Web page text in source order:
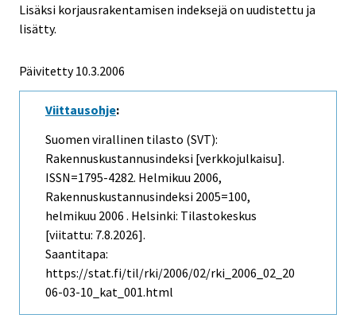
Lisäksi korjausrakentamisen indeksejä on uudistettu ja
lisätty.
Päivitetty10.3.2006
Viittausohje:
Suomen virallinen tilasto (SVT):
Rakennuskustannusindeksi [verkkojulkaisu].
ISSN=1795-4282. Helmikuu 2006,
Rakennuskustannusindeksi 2005=100,
helmikuu 2006 . Helsinki: Tilastokeskus
[viitattu: 7.8.2026].
Saantitapa:
https://stat.fi/til/rki/2006/02/rki_2006_02_20
06-03-10_kat_001.html